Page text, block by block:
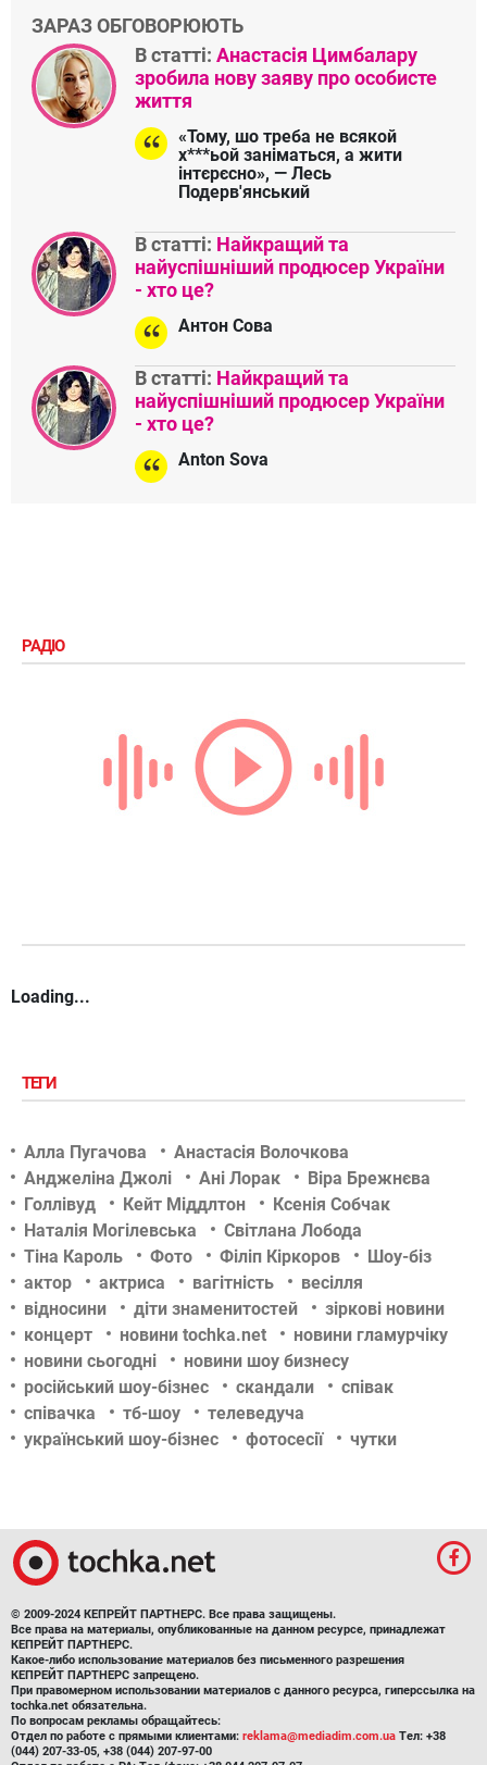
ЗАРАЗ ОБГОВОРЮЮТЬ
В статті: Анастасія Цимбалару
зробила нову заяву про особисте
життя
«Тому, шо треба не всякой
х***ьой заніматься, а жити
інтєрєсно», — Лесь
Подерв'янський
В статті: Найкращий та
найуспішніший продюсер України
- хто це?
Антон Сова
В статті: Найкращий та
найуспішніший продюсер України
- хто це?
Anton Sova
РАДІО
Loading...
ТЕГИ
Алла Пугачова
Анастасія Волочкова
Анджеліна Джолі
Ані Лорак
Віра Брежнєва
Голлівуд
Кейт Міддлтон
Ксенія Собчак
Наталія Могілевська
Світлана Лобода
Тіна Кароль
Фото Філіп Кіркоров
Шоу-біз
актор
актриса вагітність
весілля
відносини
діти знаменитостей
зіркові новини
концерт
новини tochka.net
новини гламурчіку
новини сьогодні
новини шоу бизнесу
російський шоу-бізнес
скандали
співак
співачка
тб-шоу
телеведуча
український шоу-бізнес
фотосесії чутки
© 2009-2024 КЕПРЕЙТ ПАРТНЕРС. Все права защищены.
Все права на материалы, опубликованные на данном ресурсе, принадлежат
КЕПРЕЙТ ПАРТНЕРС.
Какое-либо использование материалов без письменного разрешения
КЕПРЕЙТ ПАРТНЕРС запрещено.
При правомерном использовании материалов с данного ресурса, гиперссылка на
tochka.net обязательна.
По вопросам рекламы обращайтесь:
Отдел по работе с прямыми клиентами: reklama@mediadim.com.ua Тел: +38
(044) 207-33-05, +38 (044) 207-97-00